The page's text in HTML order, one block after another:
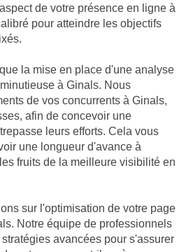
de votre présence en ligne à
pour atteindre les objectifs
la mise en place d'une analyse
à Ginals. Nous
de vos concurrents à Ginals,
afin de concevoir une
leurs efforts. Cela vous
une longueur d'avance à
fruits de la meilleure visibilité en
sur l'optimisation de votre page
Notre équipe de professionnels
avancées pour s'assurer